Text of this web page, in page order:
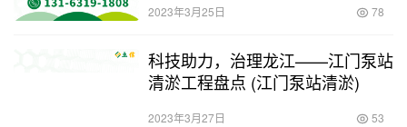
2023年3月25日 78
科技助力，治理龙江——江门泵站
清淤工程盘点 (江门泵站清淤)
2023年3月27日 53